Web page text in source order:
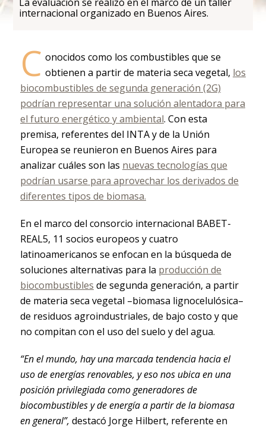
internacional organizado en Buenos Aires.
C onocidos como los combustibles que se
obtienen a partir de materia seca vegetal, los
biocombustibles de segunda generación (2G)
podrían representar una solución alentadora para
el futuro energético y ambiental. Con esta
premisa, referentes del INTA y de la Unión
Europea se reunieron en Buenos Aires para
analizar cuáles son las nuevas tecnologías que
podrían usarse para aprovechar los derivados de
diferentes tipos de biomasa.
En el marco del consorcio internacional BABET-
REAL5, 11 socios europeos y cuatro
latinoamericanos se enfocan en la búsqueda de
soluciones alternativas para la producción de
biocombustibles de segunda generación, a partir
de materia seca vegetal –biomasa lignocelulósica–
de residuos agroindustriales, de bajo costo y que
no compitan con el uso del suelo y del agua.
“En el mundo, hay una marcada tendencia hacia el
uso de energías renovables, y eso nos ubica en una
posición privilegiada como generadores de
biocombustibles y de energía a partir de la biomasa
en general”, destacó Jorge Hilbert, referente en